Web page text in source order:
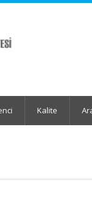
Kalite